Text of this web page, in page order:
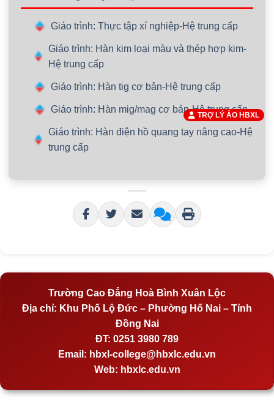
Giáo trình: Thực tập xí nghiệp-Hệ trung cấp
Giáo trình: Hàn kim loại màu và thép hợp kim-
Hệ trung cấp
Giáo trình: Hàn tig cơ bản-Hệ trung cấp
Giáo trình: Hàn mig/mag cơ bản-Hệ trung cấp
Giáo trình: Hàn điện hồ quang tay nâng cao-Hệ
trung cấp
Trường Cao Đẳng Hoà Bình Xuân Lộc
Địa chỉ: Khu Phố Lộ Đức – Phường Hố Nai – Tỉnh
Đồng Nai
ĐT: 0251 3980 789
Email: hbxl-college@hbxlc.edu.vn
Web: hbxlc.edu.vn
TRỢ LÝ ẢO HBXL